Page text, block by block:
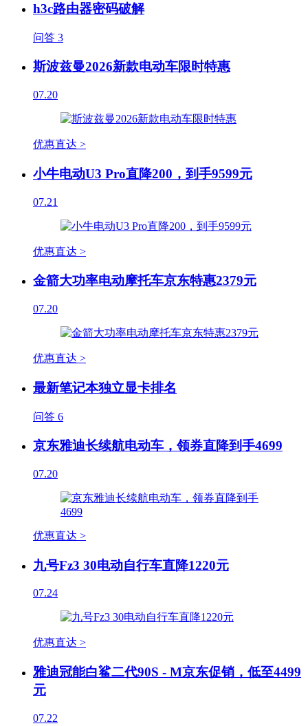
h3c路由器密码破解
问答 3
斯波兹曼2026新款电动车限时特惠
07.20
优惠直达 >
小牛电动U3 Pro直降200，到手9599元
07.21
优惠直达 >
金箭大功率电动摩托车京东特惠2379元
07.20
优惠直达 >
最新笔记本独立显卡排名
问答 6
京东雅迪长续航电动车，领券直降到手4699
07.20
优惠直达 >
九号Fz3 30电动自行车直降1220元
07.24
优惠直达 >
雅迪冠能白鲨二代90S - M京东促销，低至4499
元
07.22